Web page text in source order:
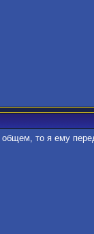
то я ему